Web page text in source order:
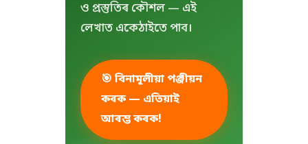
ও প্ৰস্তুতিৰ কৌশল — এই
লেখাত একেঠাইতে পাব।
🎯 বিনামূলীয়া পঞ্জীয়ন
কৰক — এতিয়াই
আৰম্ভ কৰক!